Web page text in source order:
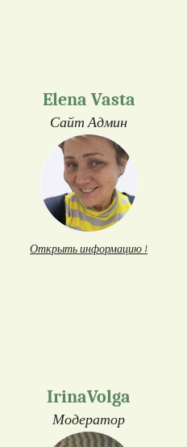
Elena Vasta
Сайт Админ
Открыть информацию ↓
IrinaVolga
Модератор